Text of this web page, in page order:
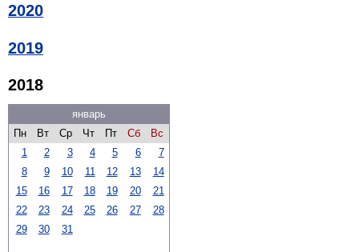
2020
2019
2018
январь
Пн
Вт Ср Чт Пт Сб
Вс
1
2 3 4 5 6
7
8
9 10 11 12 13
14
15
16 17 18 19 20
21
22
23 24 25 26 27
28
29
30 31